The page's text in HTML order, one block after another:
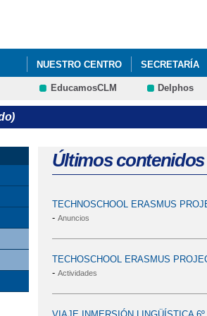
NUESTRO CENTRO SECRETARÍA
EducamosCLM Delphos
Últimos contenidos
TECHNOSCHOOL ERASMUS
- Anuncios
TECHOSCHOOL ERASMUS
- Actividades